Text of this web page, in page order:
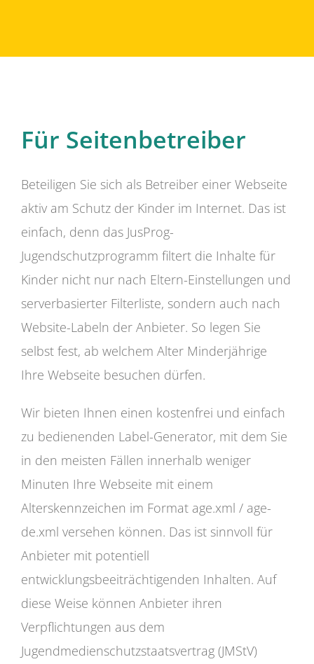
Für Seitenbetreiber
Beteiligen Sie sich als Betreiber einer Webseite
aktiv am Schutz der Kinder im Internet. Das ist
einfach, denn das JusProg-
Jugendschutzprogramm filtert die Inhalte für
Kinder nicht nur nach Eltern-Einstellungen und
serverbasierter Filterliste, sondern auch nach
Website-Labeln der Anbieter. So legen Sie
selbst fest, ab welchem Alter Minderjährige
Ihre Webseite besuchen dürfen.
Wir bieten Ihnen einen kostenfrei und einfach
zu bedienenden Label-Generator, mit dem Sie
in den meisten Fällen innerhalb weniger
Minuten Ihre Webseite mit einem
Alterskennzeichen im Format age.xml / age-
de.xml versehen können. Das ist sinnvoll für
Anbieter mit potentiell
entwicklungsbeeiträchtigenden Inhalten. Auf
diese Weise können Anbieter ihren
Verpflichtungen aus dem
Jugendmedienschutzstaatsvertrag (JMStV)